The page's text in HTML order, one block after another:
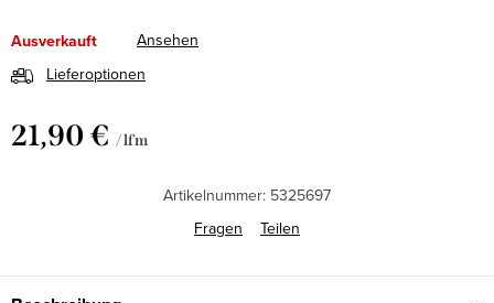
Ausverkauft
Ansehen
Lieferoptionen
21,90 € / lfm
Artikelnummer: 5325697
Fragen
Teilen